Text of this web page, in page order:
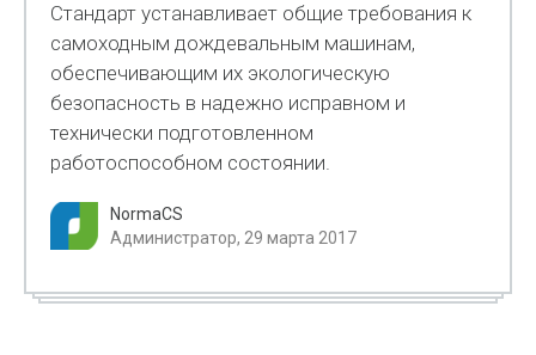
Стандарт устанавливает общие требования к
самоходным дождевальным машинам,
обеспечивающим их экологическую
безопасность в надежно исправном и
технически подготовленном
работоспособном состоянии.
NormaCS
Администратор, 29 марта 2017